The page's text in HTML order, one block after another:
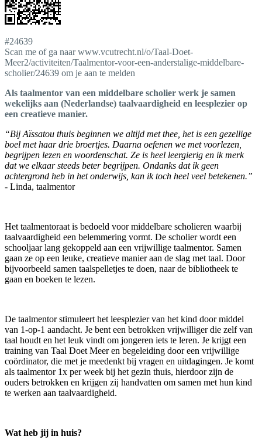
#24639
Scan me of ga naar www.vcutrecht.nl/o/Taal-Doet-
Meer2/activiteiten/Taalmentor-voor-een-anderstalige-middelbare-
scholier/24639 om je aan te melden
Als taalmentor van een middelbare scholier werk je samen
wekelijks aan (Nederlandse) taalvaardigheid en leesplezier op
een creatieve manier.
“Bij Aïssatou thuis beginnen we altijd met thee, het is een gezellige
boel met haar drie broertjes. Daarna oefenen we met voorlezen,
begrijpen lezen en woordenschat. Ze is heel leergierig en ik merk
dat we elkaar steeds beter begrijpen. Ondanks dat ik geen
achtergrond heb in het onderwijs, kan ik toch heel veel betekenen.”
- Linda, taalmentor
Het taalmentoraat is bedoeld voor middelbare scholieren waarbij
taalvaardigheid een belemmering vormt. De scholier wordt een
schooljaar lang gekoppeld aan een vrijwillige taalmentor. Samen
gaan ze op een leuke, creatieve manier aan de slag met taal. Door
bijvoorbeeld samen taalspelletjes te doen, naar de bibliotheek te
gaan en boeken te lezen.
De taalmentor stimuleert het leesplezier van het kind door middel
van 1-op-1 aandacht. Je bent een betrokken vrijwilliger die zelf van
taal houdt en het leuk vindt om jongeren iets te leren. Je krijgt een
training van Taal Doet Meer en begeleiding door een vrijwillige
coördinator, die met je meedenkt bij vragen en uitdagingen. Je komt
als taalmentor 1x per week bij het gezin thuis, hierdoor zijn de
ouders betrokken en krijgen zij handvatten om samen met hun kind
te werken aan taalvaardigheid.
Wat heb jij in huis?